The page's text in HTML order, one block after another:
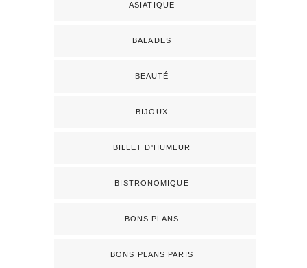
ASIATIQUE
BALADES
BEAUTÉ
BIJOUX
BILLET D'HUMEUR
BISTRONOMIQUE
BONS PLANS
BONS PLANS PARIS